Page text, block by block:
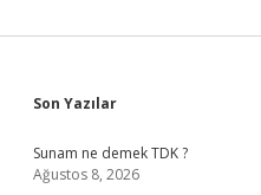
Sidebar
Son Yazılar
Sunam ne demek TDK ?
Ağustos 8, 2026